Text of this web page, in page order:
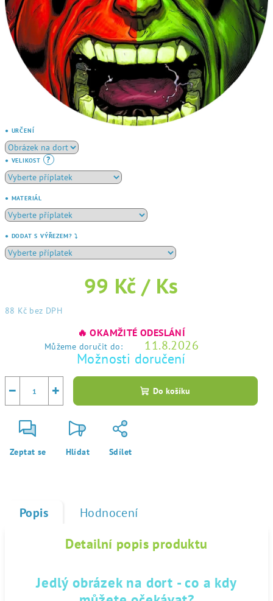
● URČENÍ
● VELIKOST ?
● MATERIÁL
● DODAT S VÝŘEZEM? ⤵️
99 Kč / Ks
88 Kč bez DPH
🔥 OKAMŽITÉ ODESLÁNÍ
Můžeme doručit do: 11.8.2026
Možnosti doručení
+
− Do košíku
Zeptat se Hlídat Sdílet
Popis Hodnocení
Detailní popis produktu
Jedlý obrázek na dort - co a kdy